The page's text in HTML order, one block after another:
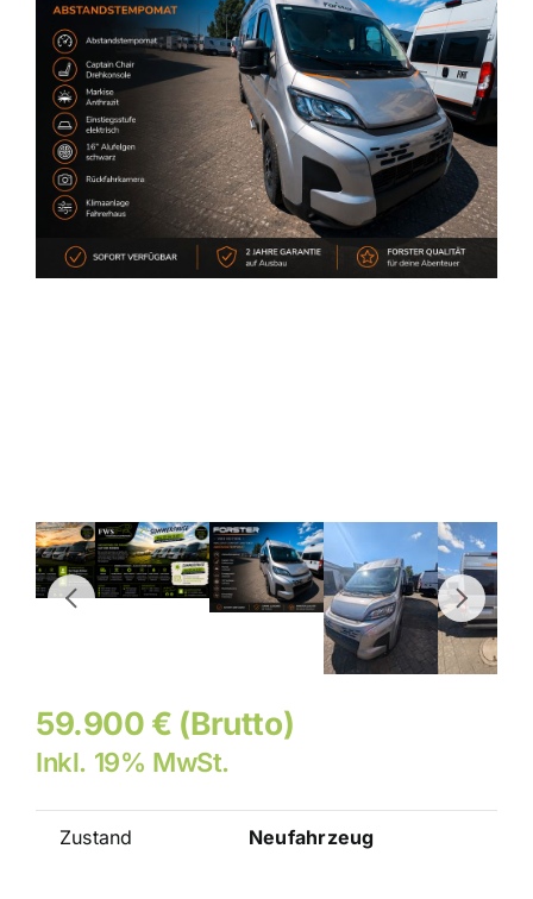
59.900 € (Brutto)
Inkl. 19% MwSt.
Zustand Neufahrzeug